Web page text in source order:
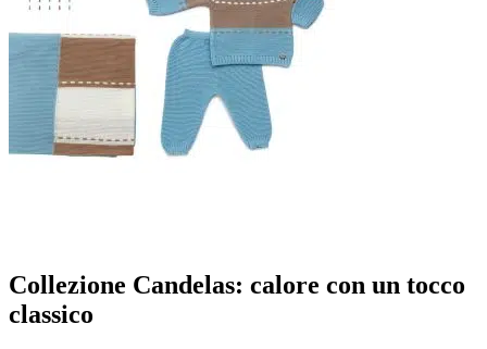
Collezione Candelas: calore con un tocco
classico